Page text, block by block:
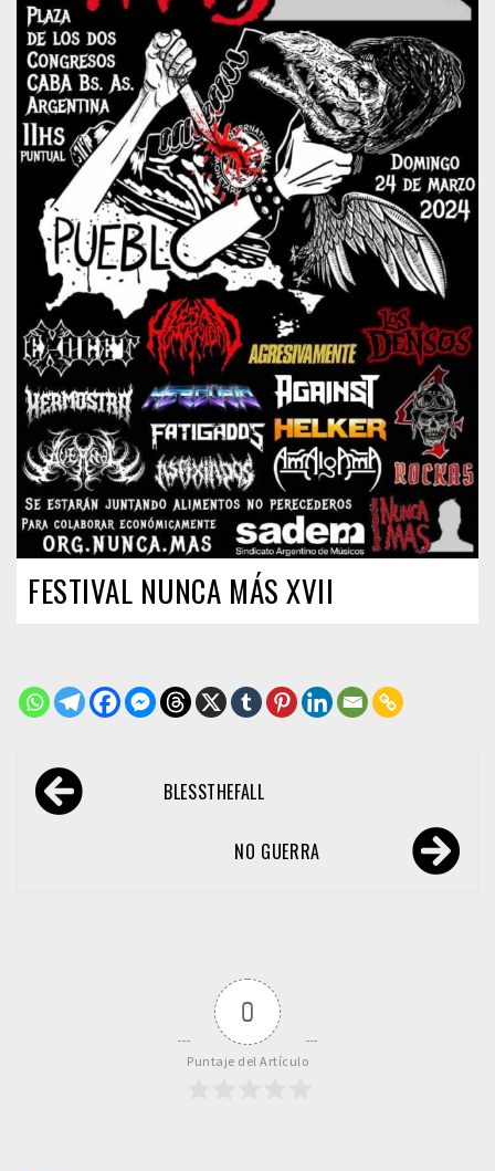
FESTIVAL NUNCA MÁS XVII
Navegación
de BLESSTHEFALL
NO GUERRA
0
Puntaje del Artículo